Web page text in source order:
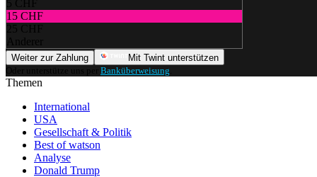
5 CHF
15 CHF
25 CHF
Anderer
Weiter zur Zahlung
Mit Twint unterstützen
Oder unterstütze uns per Banküberweisung
Themen
International
USA
Gesellschaft & Politik
Best of watson
Analyse
Donald Trump